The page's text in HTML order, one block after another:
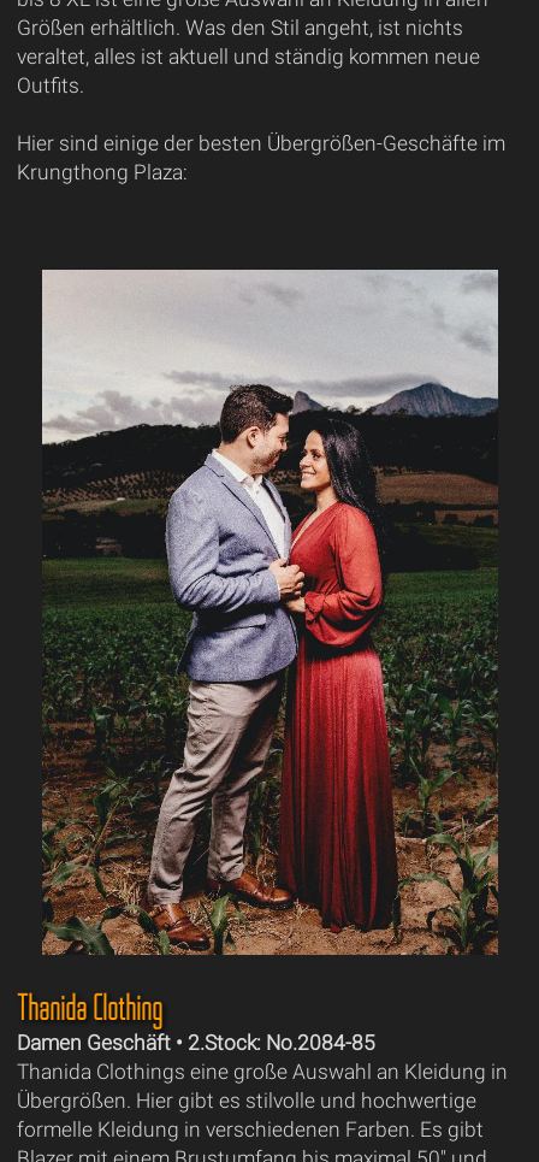
Größen erhältlich. Was den Stil angeht, ist nichts
veraltet, alles ist aktuell und ständig kommen neue
Outfits.
Hier sind einige der besten Übergrößen-Geschäfte im
Krungthong Plaza:
Thanida Clothing
Damen Geschäft • 2.Stock: No.2084-85
Thanida Clothings eine große Auswahl an Kleidung in
Übergrößen. Hier gibt es stilvolle und hochwertige
formelle Kleidung in verschiedenen Farben. Es gibt